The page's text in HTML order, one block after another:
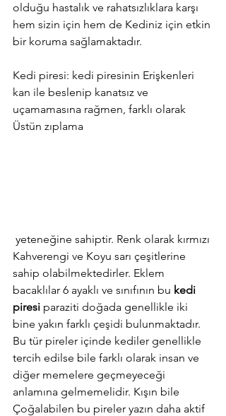
olduğu hastalık ve rahatsızlıklara karşı
hem sizin için hem de Kediniz için etkin
bir koruma sağlamaktadır.
Kedi piresi: kedi piresinin Erişkenleri
kan ile beslenip kanatsız ve
uçamamasına rağmen, farklı olarak
Üstün zıplama
Kahverengi ve Koyu sarı çeşitlerine
sahip olabilmektedirler. Eklem
bacaklılar 6 ayaklı ve sınıfının bu kedi
piresi paraziti doğada genellikle iki
bine yakın farklı çeşidi bulunmaktadır.
Bu tür pireler içinde kediler genellikle
tercih edilse bile farklı olarak insan ve
diğer memelere geçmeyeceği
anlamına gelmemelidir. Kışın bile
Çoğalabilen bu pireler yazın daha aktif